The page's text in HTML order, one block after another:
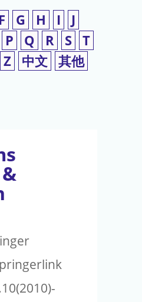
F G H I
J
P Q R S T
Z 中文 其他